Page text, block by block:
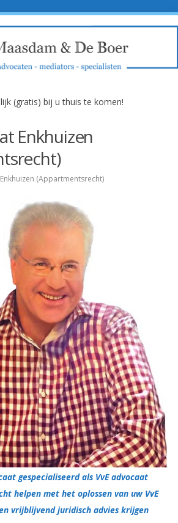
(gratis) bij u thuis te komen!
Enkhuizen
(Appartmentsrecht)
gespecialiseerd als VvE advocaat
helpen met het oplossen van uw VvE
vrijblijvend juridisch advies krijgen